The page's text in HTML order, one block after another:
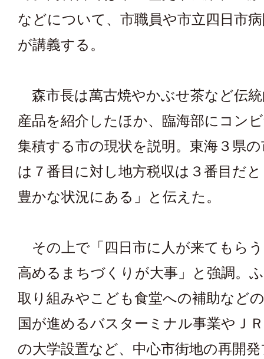
などについて、市職員や市立四日市
が講義する。
森市長は萬古焼やかぶせ茶など伝
産品を紹介したほか、臨海部にコン
集積する市の現状を説明。東海３県
は７番目に対し地方税収は３番目だ
豊かな状況にある」と伝えた。
その上で「四日市に人が来てもら
高めるまちづくりが大事」と強調。
取り組みやこども食堂への補助など
国が進めるバスターミナル事業やＪ
の大学設置など、中心市街地の再開